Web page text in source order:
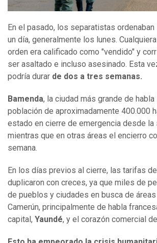
En el pasado, los separatistas
un día, generalmente los lunes.
orden era calificado como "vendido" y
ser asaltado e incluso asesinado. Esta
podría durar de dos a tres semanas.
Bamenda, la ciudad más grande de
población de aproximadamente 400.000
estado en cierre de emergencia desde la
mientras que en otras áreas el encierro
semana.
En los días previos al cierre, las tarifas
duplicaron con creces, ya que miles de
de pueblos y ciudades en busca de
Camerún, principalmente de habla
capital, Yaundé, y el corazón comercial